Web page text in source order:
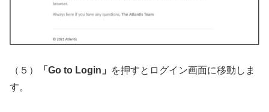
（５） 「Go to Login」
を押すとログイン画面に移動しま
す。